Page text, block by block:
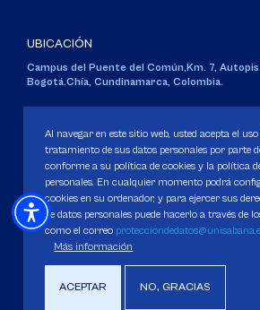
UBICACIÓN
Campus del Puente del Común,Km. 7,
Bogotá.Chía, Cundinamarca, Colombia.
Personería Jurídica:Resolución 130 del 14 de
Ministerio de Educación Nacional.
Política de Protección de datos
Derechos Pecuniarios
Al navegar en este sitio web, usted acepta el uso
tratamiento de sus datos personales por parte
conforme a su política de cookies y la política
personales. En cualquier momento podrá
cookies en su ordenador, y para ejercer sus
de datos personales puede hacerlo a través de
como el correo
Más información
ACEPTAR NO, GRACIAS